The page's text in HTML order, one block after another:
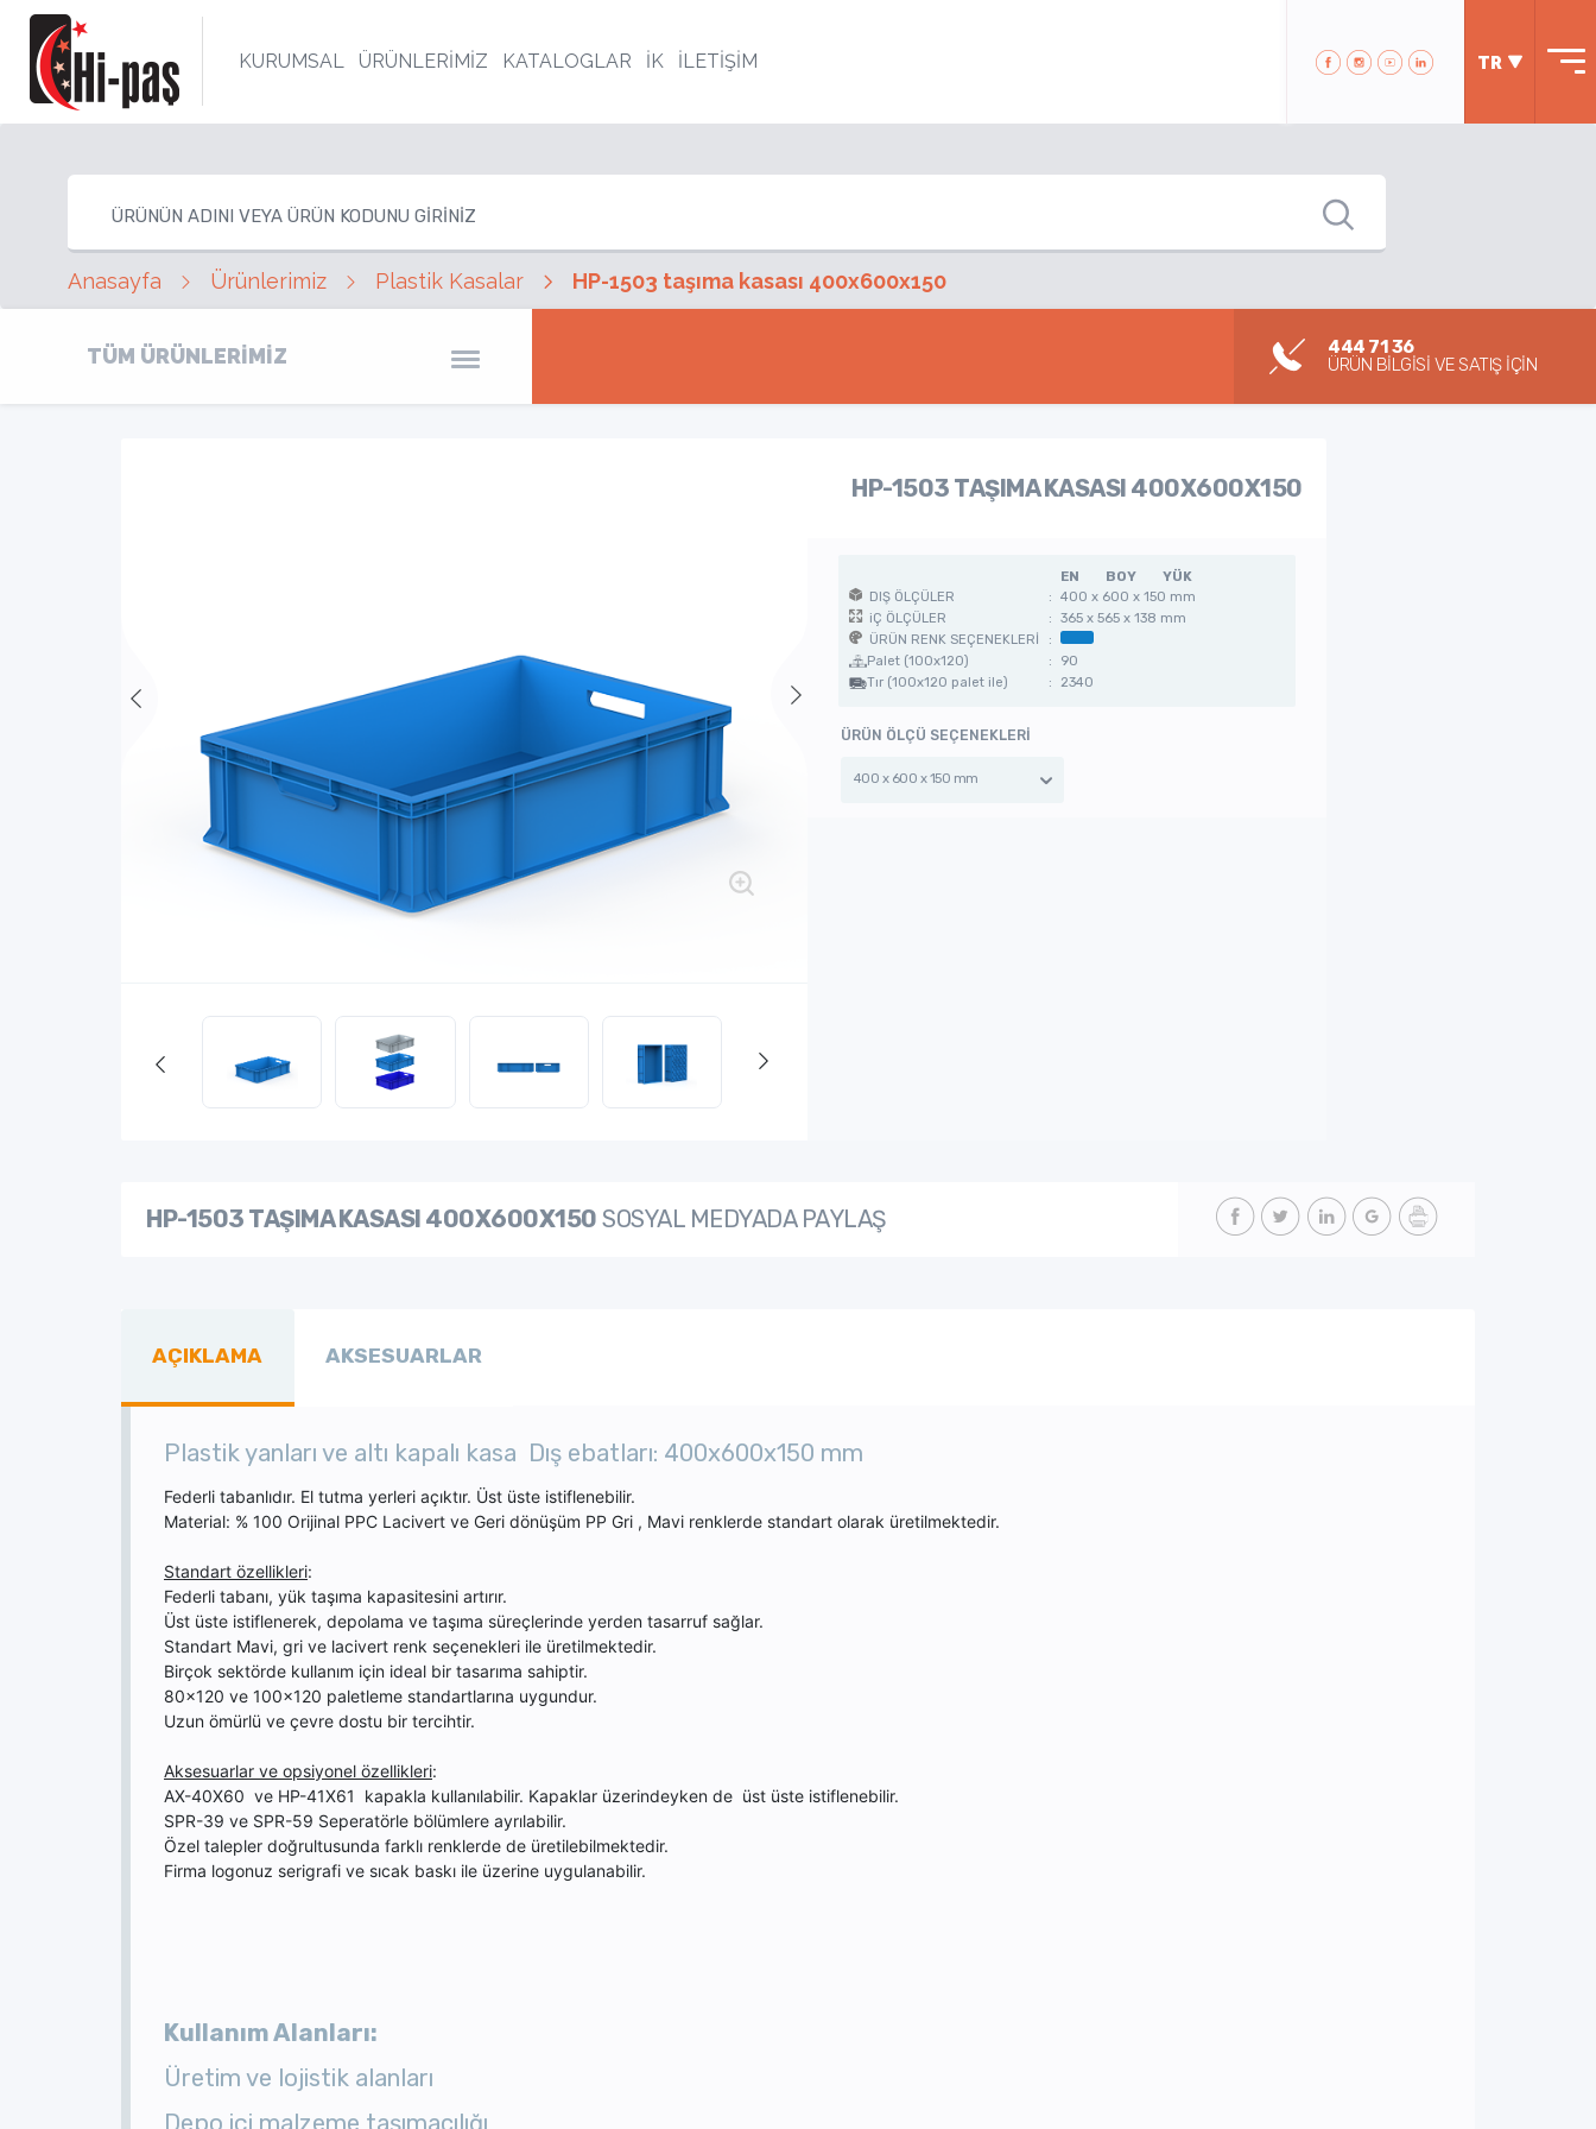
KURUMSAL ÜRÜNLERİMİZ KATALOGLAR İK İLETİŞİM TR
Anasayfa Ürünlerimiz Plastik Kasalar HP-1503 taşıma kasası 400x600x150
TÜM ÜRÜNLERİMİZ
444 71 36
ÜRÜN BİLGİSİ VE SATIŞ İÇİN
HP-1503 TAŞIMA KASASI 400X600X150
EN BOY
YÜK
DIŞ ÖLÇÜLER
:
400 x 600 x 150 mm
iÇ ÖLÇÜLER
:
365 x 565 x 138 mm
ÜRÜN RENK SEÇENEKLERİ
:
Palet (100x120)
:
90
Tır (100x120 palet ile)
: 2340
ÜRÜN ÖLÇÜ SEÇENEKLERİ
400 x 600 x 150 mm
HP-1503 TAŞIMA KASASI 400X600X150 SOSYAL MEDYADA PAYLAŞ
AÇIKLAMA AKSESUARLAR
Plastik yanları ve altı kapalı kasa Dış ebatları: 400x600x150 mm
Federli tabanlıdır. El tutma yerleri açıktır. Üst üste istiflenebilir.
Material: % 100 Orijinal PPC Lacivert ve Geri dönüşüm PP Gri , Mavi renklerde standart olarak üretilmektedir.
Standart özellikleri:
Federli tabanı, yük taşıma kapasitesini artırır.
Üst üste istiflenerek, depolama ve taşıma süreçlerinde yerden tasarruf sağlar.
Standart Mavi, gri ve lacivert renk seçenekleri ile üretilmektedir.
Birçok sektörde kullanım için ideal bir tasarıma sahiptir.
80x120 ve 100x120 paletleme standartlarına uygundur.
Uzun ömürlü ve çevre dostu bir tercihtir.
Aksesuarlar ve opsiyonel özellikleri:
AX-40X60 ve HP-41X61 kapakla kullanılabilir. Kapaklar üzerindeyken de üst üste istiflenebilir.
SPR-39 ve SPR-59 Seperatörle bölümlere ayrılabilir.
Özel talepler doğrultusunda farklı renklerde de üretilebilmektedir.
Firma logonuz serigrafi ve sıcak baskı ile üzerine uygulanabilir.
Kullanım Alanları:
Üretim ve lojistik alanları
Depo içi malzeme taşımacılığı